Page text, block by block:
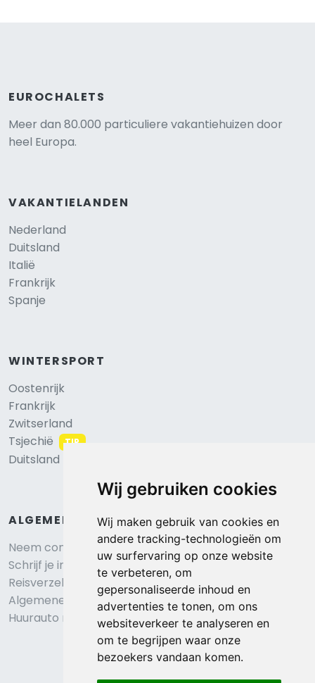
Wij gebruiken cookies
Wij maken gebruik van cookies en
andere tracking-technologieën om
uw surfervaring op onze website
te verbeteren, om
gepersonaliseerde inhoud en
advertenties te tonen, om ons
websiteverkeer te analyseren en
om te begrijpen waar onze
bezoekers vandaan komen.
EUROCHALETS
Meer dan 80.000 particuliere vakantiehuizen door
heel Europa.
VAKANTIELANDEN
Nederland
Duitsland
Italië
Frankrijk
Spanje
WINTERSPORT
Oostenrijk
Frankrijk
Zwitserland
Tsjechië
TIP
Duitsland
ALGEMEEN
Neem contact op
Schrijf je in voor onze nieuwsbrief
Reisverzekering afsluiten
Algemene voorwaarden
Huurauto reserveren